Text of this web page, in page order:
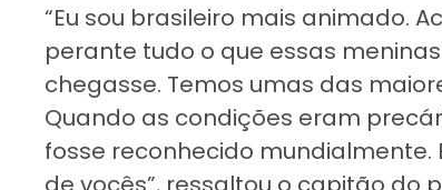
“Eu sou brasileiro mais animado.
perante tudo o que essas
chegasse. Temos umas das
Quando as condições eram
fosse reconhecido mundialmente.